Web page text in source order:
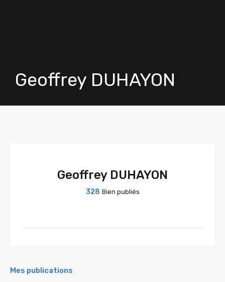
Geoffrey DUHAYON
Geoffrey DUHAYON
328 Bien publiés
Mes publications